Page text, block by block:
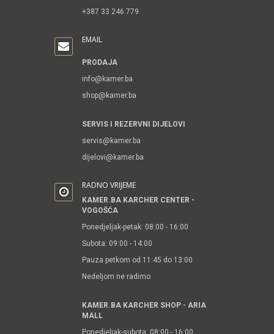
+387 33 246 779
EMAIL
PRODAJA
info@kamer.ba
shop@kamer.ba
SERVIS I REZERVNI DIJELOVI
servis@kamer.ba
dijelovi@kamer.ba
RADNO VRIJEME
KAMER.BA KARCHER CENTER -
VOGOŠĆA
Ponedjeljak-petak: 08:00 - 16:00
Subota: 09:00 - 14:00
Pauza petkom od 11:45 do 13:00
Nedeljom ne radimo
KAMER.BA KARCHER SHOP - ARIA
MALL
Ponedjeljak-subota: 08:00 - 16:00